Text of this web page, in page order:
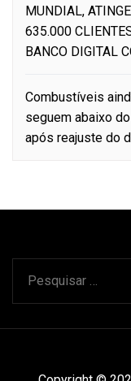
MUNDIAL,
635.000
BANCO DIGITAL
Combustíveis
seguem abaixo
após reajuste do
por: